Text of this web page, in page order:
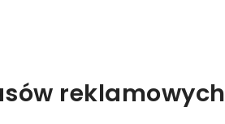
reklamowych